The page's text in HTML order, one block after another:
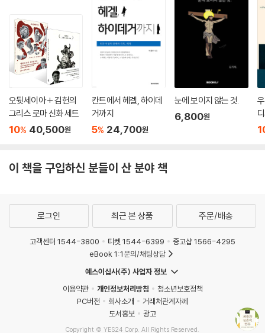
오뒷세이아 + 김헌의
그리스 로마 신화 세트
10% 40,500원
칸트에서 헤겔, 하이데
거까지
5% 24,700원
눈에 보이지 않는 것.
6,800원
이 책을 구입하신 분들이 산 분야 책
로그인 최근 본 상품 주문/배송
고객센터 1544-3800 티켓 1544-6399
중고샵 1566-4295
eBook 1:1문의/채팅상담
예스이십사(주) 사업자 정보
이용약관
개인정보처리방침
청소년보호정책
PC버전
회사소개
거래처관계자께
도서홍보
광고
Copyright © YES24 Corp. All Rights Reserved.